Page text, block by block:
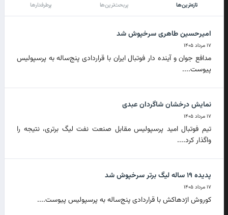
تازه‌ترین‌ها پربحث‌ترین‌ها پرطرفدارها
امیرحسین طاهری سرخپوش شد
۱۷ مرداد ۱۴۰۵
مدافع جوان و آینده دار فوتبال ایران با قراردادی پنج‌ساله به پرسپولیس
پیوست....
نمایش درخشان شاگردان عبدی
۱۷ مرداد ۱۴۰۵
تیم فوتبال امید پرسپولیس مقابل صنعت نفت لیگ برتری، نتیجه را
واگذار کرد....
پدیده ۱۹ ساله لیگ برتر سرخپوش شد
۱۷ مرداد ۱۴۰۵
کوروش اژدهاکش با قراردادی پنج‌ساله به پرسپولیس پیوست....